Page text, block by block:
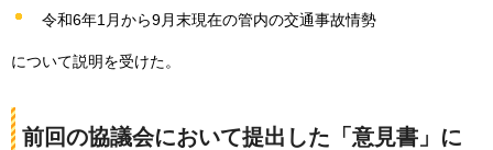
令和6年1月から9月末現在の管内の交通事故情勢
について説明を受けた。
前回の協議会において提出した「意見書」に